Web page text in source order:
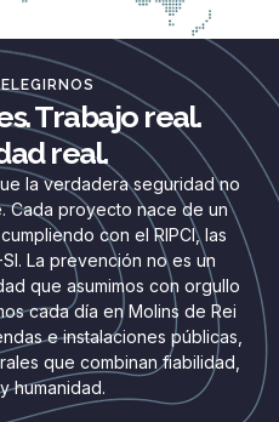
Trabajo real.
real.
la verdadera seguridad no
Cada proyecto nace de un
con el RIPCI, las
La prevención no es un
que asumimos con orgullo
cada día en Molins de Rei
e instalaciones públicas,
que combinan fiabilidad,
humanidad.